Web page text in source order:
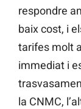
respondre
baix cost, i
tarifes molt
immediat i
la CNMC,